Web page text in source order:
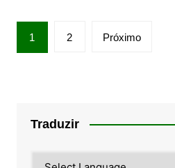
Paginação
de
1 2 Próximo
Traduzir